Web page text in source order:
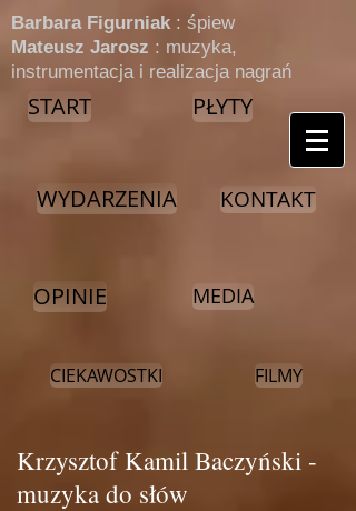
​Barbara Figurniak: śpiew
Mateusz Jarosz : muzyka,
instrumentacja i realizacja nagrań
START PŁYTY
WYDARZENIA KONTAKT
OPINIE MEDIA
CIEKAWOSTKI FILMY
Krzysztof Kamil Baczyński -
muzyka do słów